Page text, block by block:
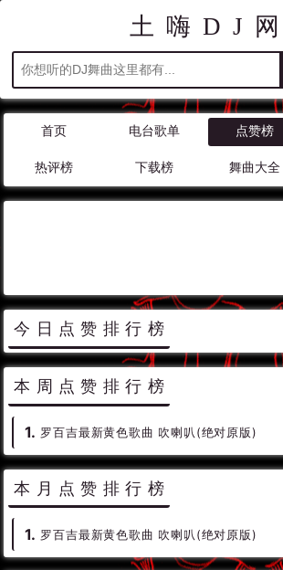
土嗨DJ网
首页 电台歌单 点赞榜
热评榜 下载榜 舞曲大全
今日点赞排行榜
本周点赞排行榜
罗百吉最新黄色歌曲 吹喇叭(绝对原版)
本月点赞排行榜
罗百吉最新黄色歌曲 吹喇叭(绝对原版)